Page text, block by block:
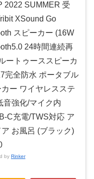
2022 SUMMER 受
XSound Go
スピーカー (16W
24時間連続再
ートゥーススピーカ
完全防水 ポータブル
ー ワイヤレスステ
音強化/マイク内
C充電/TWS対応 ア
ア お風呂 (ブラック)
by Rinker